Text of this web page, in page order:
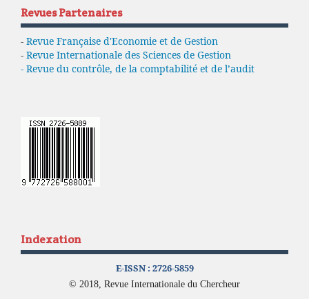
Revues Partenaires
- Revue Française d'Economie et de Gestion
- Revue Internationale des Sciences de Gestion
- Revue du contrôle, de la comptabilité et de l’audit
Indexation
E-ISSN : 2726-5859
© 2018, Revue Internationale du Chercheur